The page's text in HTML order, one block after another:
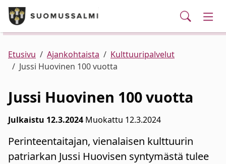
Siirry pääsisältöön
Puhelinluettelo/yhteystiedot
Palvelut
Ajankohtaista
Verkkokauppa
Haku
Kunta ja hallinto
Asuminen ja ympäristö
Elinvoima
Kulttuuri, vapaa-aika ja nuoret
Etusivu Ajankohtaista
Kulttuuripalvelut
Jussi Huovinen 100 vuotta
Jussi Huovinen 100 vuotta
Julkaistu 12.3.2024 Muokattu 12.3.2024
Perinteentaitajan, vienalaisen kulttuurin
patriarkan Jussi Huovisen syntymästä tulee